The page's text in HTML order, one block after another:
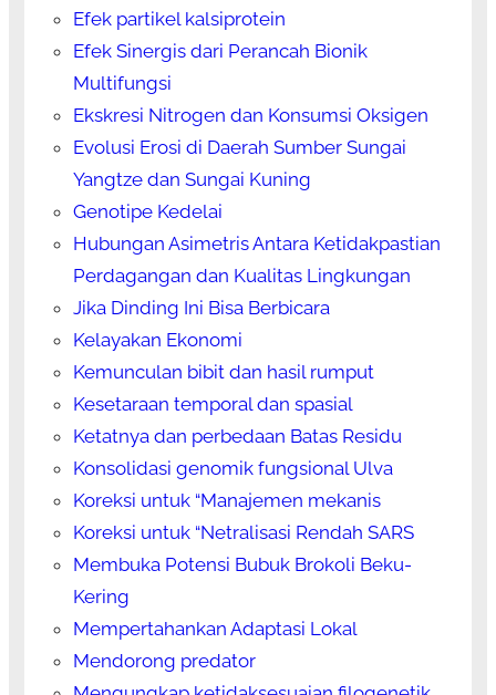
Efek partikel kalsiprotein
Efek Sinergis dari Perancah Bionik
Multifungsi
Ekskresi Nitrogen dan Konsumsi Oksigen
Evolusi Erosi di Daerah Sumber Sungai
Yangtze dan Sungai Kuning
Genotipe Kedelai
Hubungan Asimetris Antara Ketidakpastian
Perdagangan dan Kualitas Lingkungan
Jika Dinding Ini Bisa Berbicara
Kelayakan Ekonomi
Kemunculan bibit dan hasil rumput
Kesetaraan temporal dan spasial
Ketatnya dan perbedaan Batas Residu
Konsolidasi genomik fungsional Ulva
Koreksi untuk “Manajemen mekanis
Koreksi untuk “Netralisasi Rendah SARS
Membuka Potensi Bubuk Brokoli Beku-
Kering
Mempertahankan Adaptasi Lokal
Mendorong predator